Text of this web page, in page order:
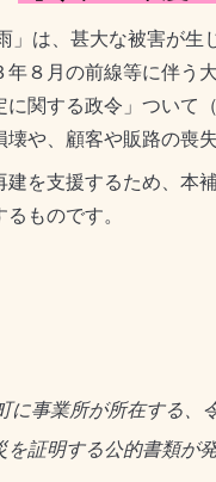
」は、甚大な被害が
８月の前線等に伴う
関する政令」ついて
や、顧客や販路の喪
を支援するため、本
ものです。
に事業所が所在する
証明する公的書類が